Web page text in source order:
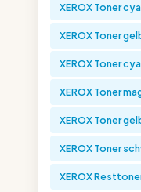
XEROX Toner
XEROX Toner
XEROX Toner
XEROX Toner
XEROX Toner
XEROX Toner
XEROX